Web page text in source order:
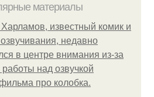
материалы
Харламов, известный комик и
недавно
в центре внимания из-за
над озвучкой
про колобка.